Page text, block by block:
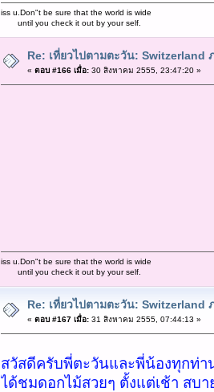
iss u.Don"t be sure that the world is wide
until you check it out by your self.
Re: เที่ยวไปตามตะวัน: Switzerland
« ตอบ #166 เมื่อ:30 สิงหาคม 2555, 23:47:20 »
iss u.Don"t be sure that the world is wide
until you check it out by your self.
Re: เที่ยวไปตามตะวัน: Switzerland
« ตอบ #167 เมื่อ:31 สิงหาคม 2555, 07:44:13 »
สวัสดีครับพี่ตะวันและพี่น้องทุกท่า
ได้ชมดอกไม้สวยๆ ตั้งแต่เช้า สบา